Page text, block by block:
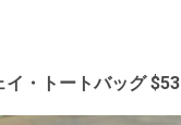
・トートバッグ $53